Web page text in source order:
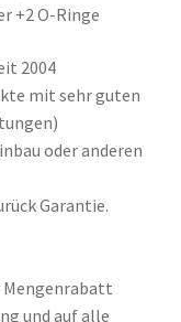
+2 O-Ringe
2004
mit sehr guten
oder anderen
Garantie.
Mengenrabatt
und auf alle